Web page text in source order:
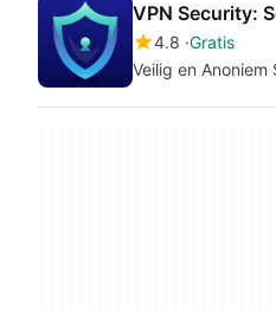
VPN Security:
4.8 Gratis
Veilig en